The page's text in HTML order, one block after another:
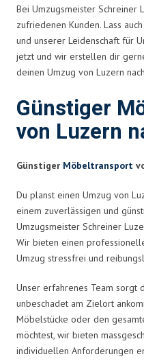
Bei Umzugsmeister Schreiner
zufriedenen Kunden. Lass
und unserer Leidenschaft für
jetzt und wir erstellen dir
deinen Umzug von Luzern
Günstiger
von Luzern
Günstiger Möbeltransport
Du planst einen Umzug von
einem zuverlässigen und
Umzugsmeister Schreiner
Wir bieten einen
Umzug stressfrei und
Unser erfahrenes Team sorgt
unbeschadet am Zielort
Möbelstücke oder den
möchtest, wir bieten
individuellen Anforderungen